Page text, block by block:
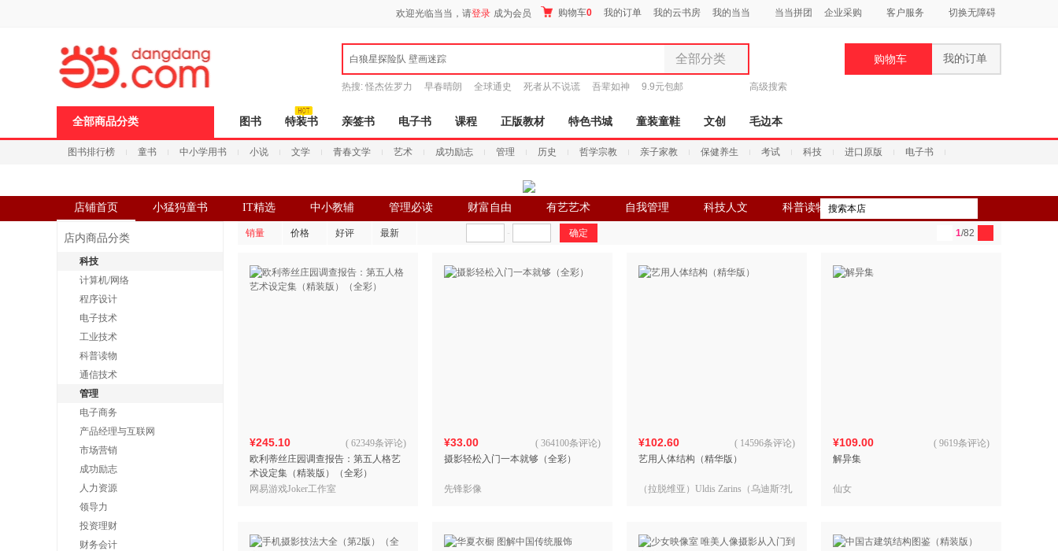
欢迎光临当当，请登录 成为会员 购物车0 我的订单 我的云书房 我的当当 当当拼团 企业采购 客户服务 切换无障碍
白狼星探险队 壁画迷踪 全部分类
全部分类
图书
电子书
音像
时尚美妆
母婴用品
童装童鞋
食品
手机通讯
家用电器
热搜: 怪杰佐罗力 早春晴朗 全球通史 死者从不说谎 吾辈如神 9.9元包邮 高级搜索
购物车 我的订单
全部商品分类 图书 特装书 亲签书 电子书 课程 正版教材 特色书城 童装童鞋 文创 毛边本
图书排行榜 童书 中小学用书 小说 文学 青春文学 艺术 成功励志 管理 历史 哲学宗教 亲子家教 保健养生 考试 科技 进口原版 电子书
店铺首页 小猛犸童书 IT精选 中小教辅 管理必读 财富自由 有艺艺术 自我管理 科技人文 科普读物
店内商品分类
科技
计算机/网络
程序设计
电子技术
工业技术
科普读物
通信技术
管理
电子商务
产品经理与互联网
市场营销
成功励志
人力资源
领导力
投资理财
财务会计
销量 价格 好评 最新 1/82
¥245.10
欧利蒂丝庄园调查报告：第五人格艺
术设定集（精装版）（全彩）
( 62349条评论)
网易游戏Joker工作室
¥33.00
摄影轻松入门一本就够（全彩）
( 364100条评论)
先锋影像
¥102.60
艺用人体结构（精华版）
( 14596条评论)
（拉脱维亚）Uldis Zarins（乌迪斯?扎
¥109.00
解异集
( 9619条评论)
仙女
页
浪